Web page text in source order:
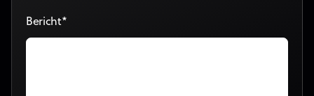
Bericht*